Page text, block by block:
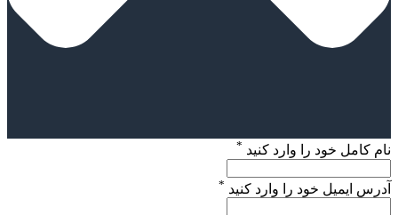
نام کامل خود را وارد کنید *
آدرس ایمیل خود را وارد کنید *